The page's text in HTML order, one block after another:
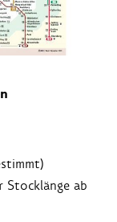
Stocklänge ab